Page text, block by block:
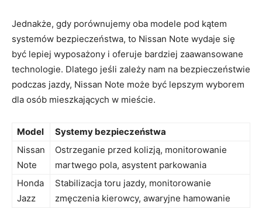
Jednakże, gdy porównujemy oba modele⁤ pod ⁢kątem ​
systemów bezpieczeństwa, to Nissan Note wydaje się
być lepiej wyposażony​ i oferuje ‌bardziej zaawansowane
technologie.⁣ Dlatego⁣ jeśli zależy⁤ nam na bezpieczeństwie
​podczas jazdy, Nissan Note ​może być lepszym⁣ wyborem
dla osób mieszkających w mieście.
Model
Systemy bezpieczeństwa
Nissan
Note
Ostrzeganie przed kolizją, ⁣monitorowanie
⁢martwego pola, asystent parkowania
Honda
‍Jazz
Stabilizacja toru jazdy, ‍monitorowanie
zmęczenia kierowcy, awaryjne hamowanie